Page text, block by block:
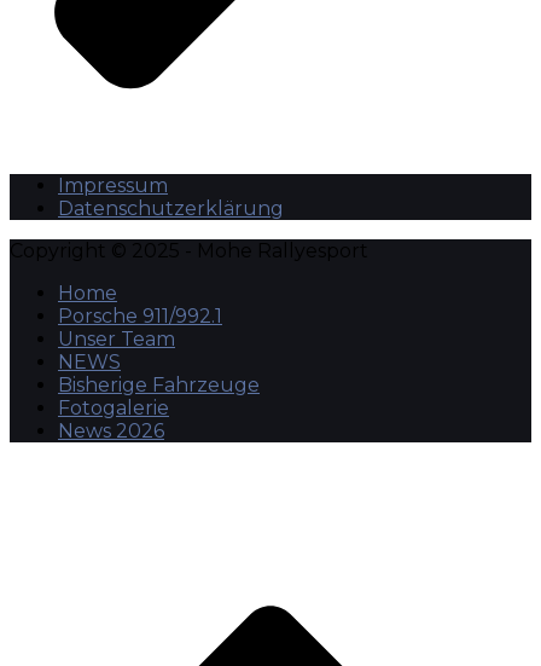
Impressum
Datenschutzerklärung
Copyright © 2025 - Mohe Rallyesport
Home
Porsche 911/992.1
Unser Team
NEWS
Bisherige Fahrzeuge
Fotogalerie
News 2026